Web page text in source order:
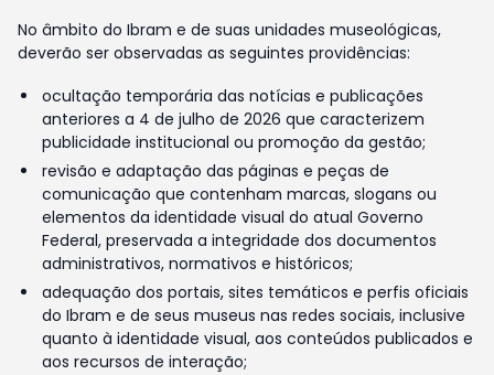
No âmbito do Ibram e de suas unidades museológicas,
deverão ser observadas as seguintes providências:
ocultação temporária das notícias e publicações
anteriores a 4 de julho de 2026 que caracterizem
publicidade institucional ou promoção da gestão;
revisão e adaptação das páginas e peças de
comunicação que contenham marcas, slogans ou
elementos da identidade visual do atual Governo
Federal, preservada a integridade dos documentos
administrativos, normativos e históricos;
adequação dos portais, sites temáticos e perfis oficiais
do Ibram e de seus museus nas redes sociais, inclusive
quanto à identidade visual, aos conteúdos publicados e
aos recursos de interação;